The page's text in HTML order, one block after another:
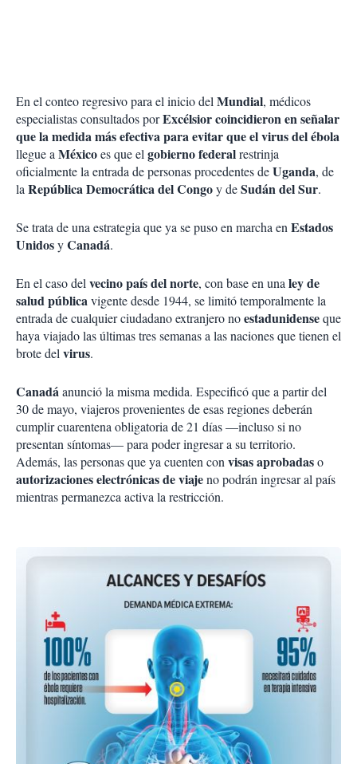
En el conteo regresivo para el inicio delMundial, médicos
especialistas consultados porExcélsior coincidieron en señalar
que la medida más efectiva para evitar que elvirus del ébola
llegue aMéxicoes que elgobierno federalrestrinja
oficialmente la entrada de personas procedentes deUganda, de
laRepública Democrática del Congoy deSudán del Sur.
Se trata de una estrategia que ya se puso en marcha enEstados
UnidosyCanadá.
En el caso delvecino país del norte, con base en unaley de
salud públicavigente desde 1944, se limitó temporalmente la
entrada de cualquier ciudadano extranjero noestadunidenseque
haya viajado las últimas tres semanas a las naciones que tienen el
brote delvirus.
Canadáanunció la misma medida. Especificó que a partir del
30 de mayo, viajeros provenientes de esas regiones deberán
cumplir cuarentena obligatoria de 21 días —incluso si no
presentan síntomas— para poder ingresar a su territorio.
Además, las personas que ya cuenten convisas aprobadaso
autorizaciones electrónicas de viajeno podrán ingresar al país
mientras permanezca activa la restricción.